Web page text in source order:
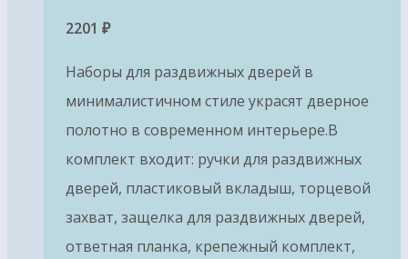
2201 ₽
Наборы для раздвижных дверей в
минималистичном стиле украсят дверное
полотно в современном интерьере.В
комплект входит: ручки для раздвижных
дверей, пластиковый вкладыш, торцевой
захват, защелка для раздвижных дверей,
ответная планка, крепежный комплект,